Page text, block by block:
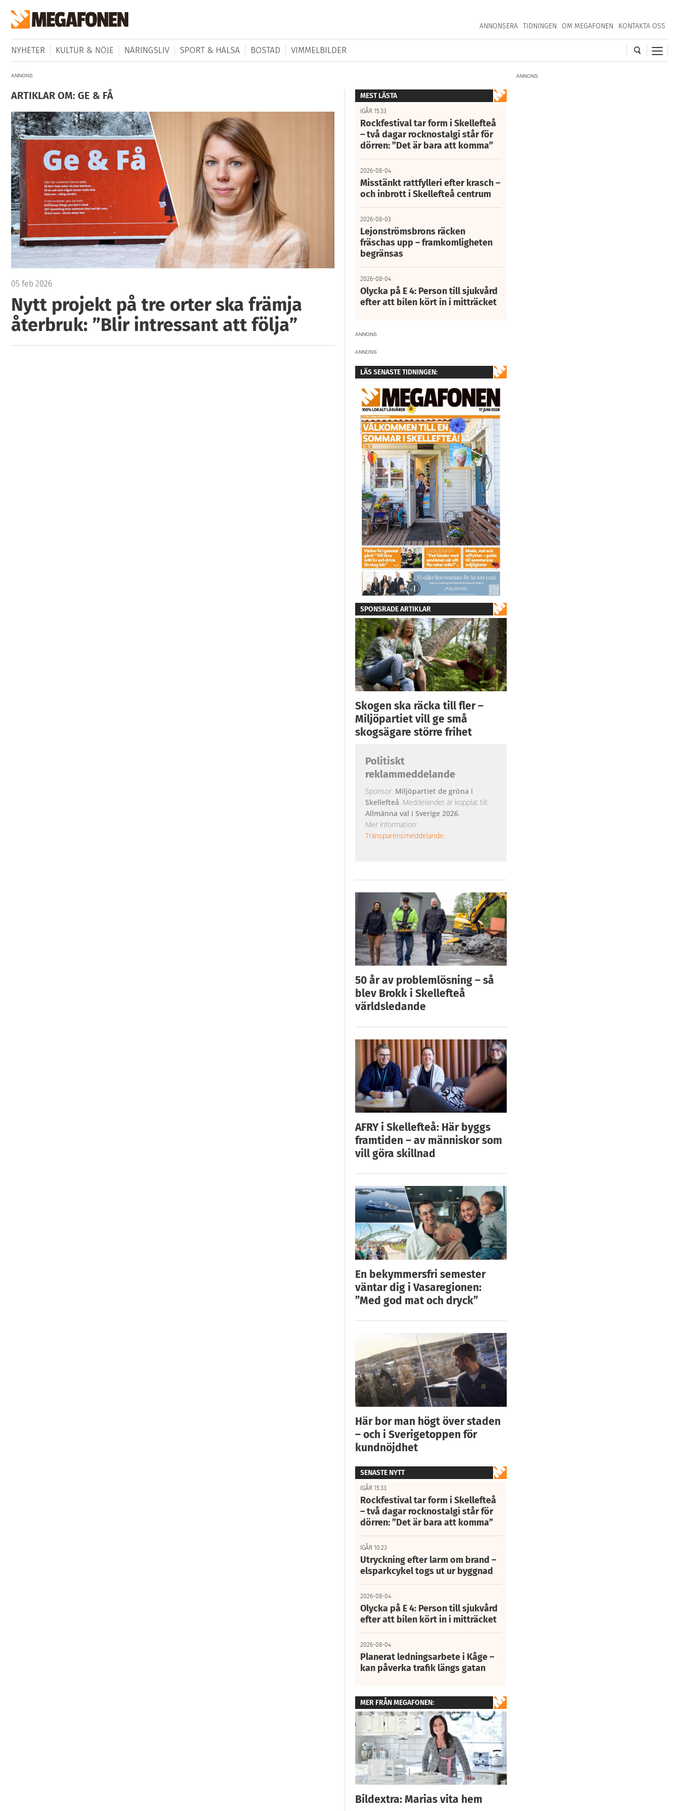
ANNONSERA TIDNINGEN OM MEGAFONEN KONTAKTA OSS
NYHETER KULTUR & NÖJE NÄRINGSLIV SPORT & HÄLSA BOSTAD VIMMELBILDER
ANNONS
ANNONS
ARTIKLAR OM: GE & FÅ
05 feb 2026
Nytt projekt på tre orter ska främja
återbruk: ”Blir intressant att följa”
MEST LÄSTA
IGÅR 15:33
Rockfestival tar form i Skellefteå
– två dagar rocknostalgi står för
dörren: ”Det är bara att komma”
2026-08-04
Misstänkt rattfylleri efter krasch –
och inbrott i Skellefteå centrum
2026-08-03
Lejonströmsbrons räcken
fräschas upp – framkomligheten
begränsas
2026-08-04
Olycka på E 4: Person till sjukvård
efter att bilen kört in i mitträcket
ANNONS
ANNONS
LÄS SENASTE TIDNINGEN:
SPONSRADE ARTIKLAR
Skogen ska räcka till fler –
Miljöpartiet vill ge små
skogsägare större frihet
Politiskt
reklammeddelande
Sponsor: Miljöpartiet de gröna i
Skellefteå. Meddelandet är kopplat till:
Allmänna val i Sverige 2026.
Mer information:
Transparensmeddelande.
50 år av problemlösning – så
blev Brokk i Skellefteå
världsledande
AFRY i Skellefteå: Här byggs
framtiden – av människor som
vill göra skillnad
En bekymmersfri semester
väntar dig i Vasaregionen:
”Med god mat och dryck”
Här bor man högt över staden
– och i Sverigetoppen för
kundnöjdhet
SENASTE NYTT
IGÅR 15:33
Rockfestival tar form i Skellefteå
– två dagar rocknostalgi står för
dörren: ”Det är bara att komma”
IGÅR 10:23
Utryckning efter larm om brand –
elsparkcykel togs ut ur byggnad
2026-08-04
Olycka på E 4: Person till sjukvård
efter att bilen kört in i mitträcket
2026-08-04
Planerat ledningsarbete i Kåge –
kan påverka trafik längs gatan
MER FRÅN MEGAFONEN:
Bildextra: Marias vita hem